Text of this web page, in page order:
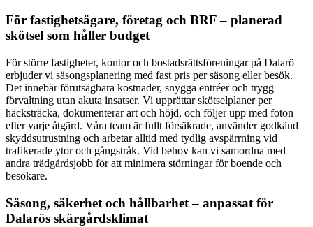
För fastighetsägare, företag och BRF – planerad
skötsel som håller budget
För större fastigheter, kontor och bostadsrättsföreningar på Dalarö
erbjuder vi säsongsplanering med fast pris per säsong eller besök.
Det innebär förutsägbara kostnader, snygga entréer och trygg
förvaltning utan akuta insatser. Vi upprättar skötselplaner per
häcksträcka, dokumenterar art och höjd, och följer upp med foton
efter varje åtgärd. Våra team är fullt försäkrade, använder godkänd
skyddsutrustning och arbetar alltid med tydlig avspärrning vid
trafikerade ytor och gångstråk. Vid behov kan vi samordna med
andra trädgårdsjobb för att minimera störningar för boende och
besökare.
Säsong, säkerhet och hållbarhet – anpassat för
Dalarös skärgårdsklimat